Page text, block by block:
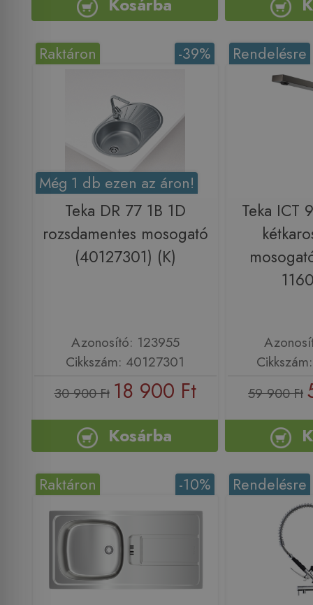
-39%
Raktáron
Még 1 db ezen az áron!
Teka DR 77 1B 1D
rozsdamentes mosogató
(40127301) (K)
Azonosító: 123955
Cikkszám: 40127301
30 900 Ft 18 900 Ft
Kosárba
Rendelésre
Teka ICT
59 900 Ft
-10%
Raktáron Rendelésre